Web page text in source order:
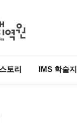
토리 IMS 학술지